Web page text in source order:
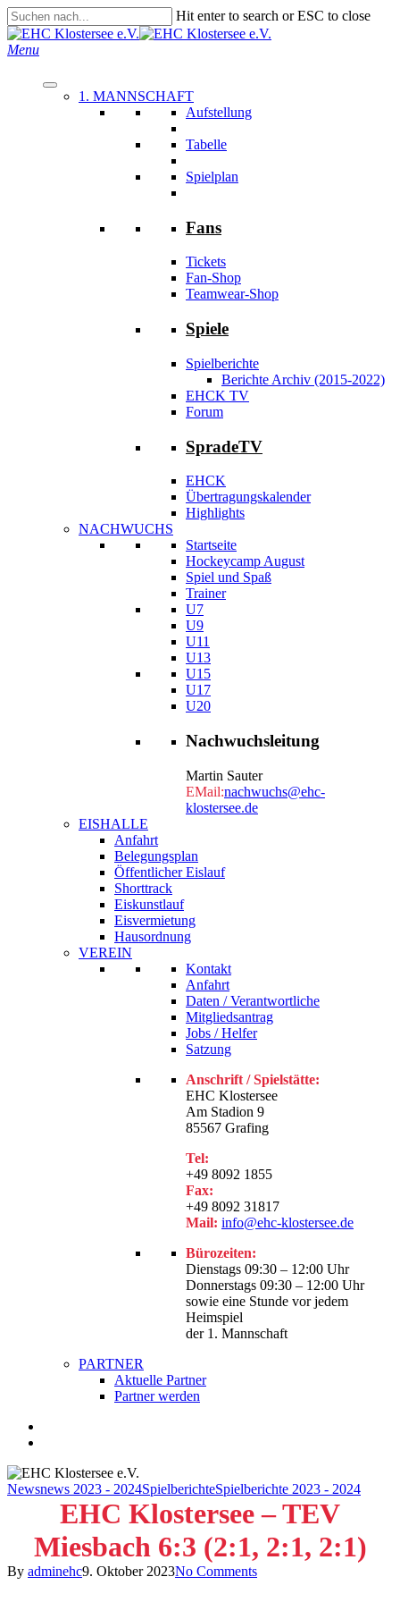
Skip
to
main
Hit enter to search or ESC to close
Close
Search
search
Menu
1. MANNSCHAFT
Aufstellung
Tabelle
Spielplan
Fans
Tickets
Fan-Shop
Teamwear-Shop
Spiele
Spielberichte
Berichte Archiv (2015-2022)
EHCK TV
Forum
SpradeTV
EHCK
Übertragungskalender
Highlights
NACHWUCHS
Startseite
Hockeycamp August
Spiel und Spaß
Trainer
U7
U9
U11
U13
U15
U17
U20
Nachwuchsleitung
Martin Sauter
EMail:nachwuchs@ehc-
klostersee.de
EISHALLE
Anfahrt
Belegungsplan
Öffentlicher Eislauf
Shorttrack
Eiskunstlauf
Eisvermietung
Hausordnung
VEREIN
Kontakt
Anfahrt
Daten / Verantwortliche
Mitgliedsantrag
Jobs / Helfer
Satzung
Anschrift / Spielstätte:
EHC Klostersee
Am Stadion 9
85567 Grafing
Tel:
+49 8092 1855
Fax:
+49 8092 31817
Mail: info@ehc-klostersee.de
Bürozeiten:
Dienstags 09:30 – 12:00 Uhr
Donnerstags 09:30 – 12:00 Uhr
sowie eine Stunde vor jedem
Heimspiel
der 1. Mannschaft
PARTNER
Aktuelle Partner
Partner werden
Newsnews 2023 - 2024SpielberichteSpielberichte 2023 - 2024
EHC Klostersee – TEV
Miesbach 6:3 (2:1, 2:1, 2:1)
By adminehc9. Oktober 2023No Comments